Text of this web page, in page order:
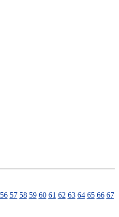
56 57 58 59 60 61 62 63 64 65 66 67